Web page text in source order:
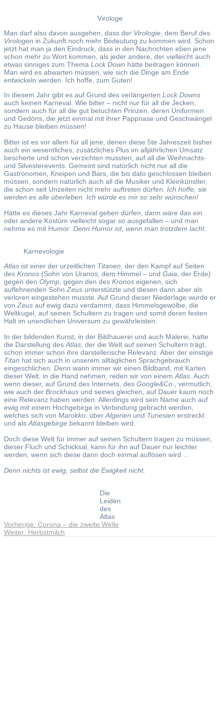
Virologe
Man darf also davon ausgehen, dass der Virologie , dem Beruf des
Virologen in Zukunft noch mehr Bedeutung zu kommen wird. Schon
jetzt hat man ja den Eindruck, dass in den Nachrichten eben jene
schon mehr zu Wort kommen, als jeder andere, der vielleicht auch
etwas sinniges zum Thema Lock Down hätte beitragen können.
Man wird es abwarten müssen, wie sich die Dinge am Ende
entwickeln werden. Ich hoffe, zum Guten!
In diesem Jahr gibt es auf Grund des verlängerten Lock Downs
auch keinen Karneval. Wie bitter – nicht nur für all die Jecken,
sondern auch für all die gut betuchten Prinzen, deren Uniformen
und Gedöns, die jetzt einmal mit ihrer Pappnase und Geschwängel
zu Hause bleiben müssen!
Bitter ist es vor allem für all jene, denen diese 5te Jahreszeit bisher
auch ein wesentliches, zusätzliches Plus im alljährlichen Umsatz
bescherte und schon verzichten mussten, auf all die Weihnachts-
und Silvesterevents. Gemeint sind natürlich nicht nur all die
Gastronomen, Kneipen und Bars, die bis dato geschlossen bleiben
müssen, sondern natürlich auch all die Musiker und Kleinkünstler,
die schon seit Unzeiten nicht mehr auftreten dürfen. Ich hoffe, sie
werden es alle überleben. Ich würde es mir so sehr wünschen!
Hätte es dieses Jahr Karneval geben dürfen, dann wäre das ein
oder andere Kostüm vielleicht sogar so ausgefallen – und man
nehme es mit Humor: Denn Humor ist, wenn man trotzdem lacht.
Karnevologie
Atlas ist einer der urzeitlichen Titanen , der den Kampf auf Seiten
des Kronos (Sohn von Uranos , dem Himmel – und Gaia , der Erde)
gegen den Olymp , gegen den des Kronos eigenen, sich
auflehnenden Sohn Zeus unterstützte und diesen dann aber als
verloren eingestehen musste. Auf Grund dieser Niederlage wurde er
von Zeus auf ewig dazu verdammt, dass Himmelsgewölbe, die
Weltkugel, auf seinen Schultern zu tragen und somit deren festen
Halt im unendlichen Universum zu gewährleisten.
In der bildenden Kunst, in der Bildhauerei und auch Malerei, hatte
die Darstellung des Atlas , der die Welt auf seinen Schultern trägt,
schon immer schon ihre darstellerische Relevanz. Aber der einstige
Titan hat sich auch in unserem alltäglichen Sprachgebrauch
eingeschlichen. Denn wann immer wir einen Bildband, mit Karten
dieser Welt, in die Hand nehmen, reden wir von einem Atlas . Auch
wenn dieser, auf Grund des Internets, des Google&Co ., vermutlich,
wie auch der Brockhaus und seines gleichen, auf Dauer kaum noch
eine Relevanz haben werden. Allerdings wird sein Name auch auf
ewig mit einem Hochgebirge in Verbindung gebracht werden,
welches sich von Marokko , über Algerien und Tunesien erstreckt
und als Atlasgebirge bekannt bleiben wird.
Doch diese Welt für immer auf seinen Schultern tragen zu müssen,
dieser Fluch und Schicksal, kann für ihn auf Dauer nur leichter
werden, wenn sich diese dann doch einmal auflösen wird …
Denn nichts ist ewig, selbst die Ewigkeit nicht.
Die
Leiden
des
Atlas
Beitragsnavigation
Vorherige: Vorheriger
Beitrag:
Corona – die zweite Welle
Weiter: Nächster
Herbstmilch